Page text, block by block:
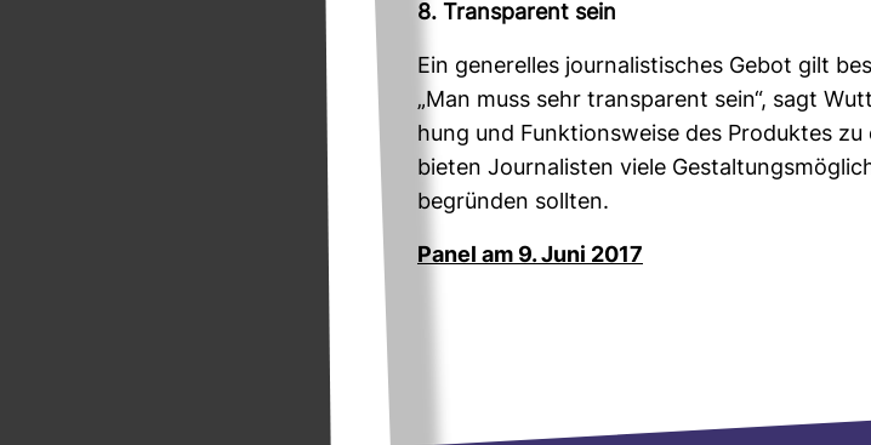
8. Trans­pa­rent sein
Ein gene­relles jour­na­lis­ti­sches Gebot gilt
„Man muss sehr trans­pa­rent sein“, sagt
hung und Funk­ti­ons­weise des Pro­duktes
bieten Jour­na­listen viele
begründen sollten.
Panel am 9. Juni 2017